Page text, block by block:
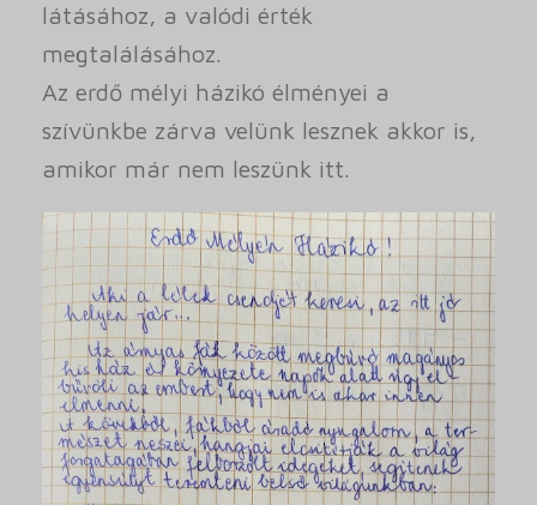
látásához, a valódi érték
megtalálásához.
Az erdő mélyi házikó élményei a
szívünkbe zárva velünk lesznek akkor is,
amikor már nem leszünk itt.